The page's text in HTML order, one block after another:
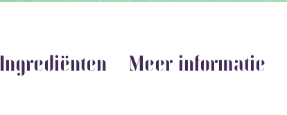
Ingrediënten Meer informatie